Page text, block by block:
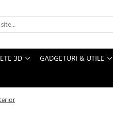
3D GADGETURI & UTILE